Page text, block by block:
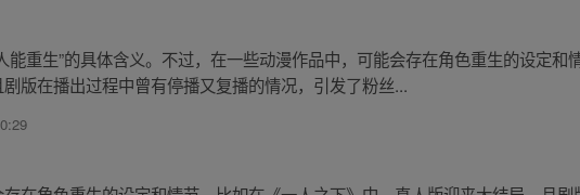
能重生”的具体含义。不过，在一些动漫作品中，可能会存在角色重生的设定和
版在播出过程中曾有停播又复播的情况，引发了粉丝...